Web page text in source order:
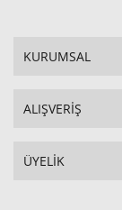
KURUMSAL
ALIŞVERİŞ
ÜYELİK